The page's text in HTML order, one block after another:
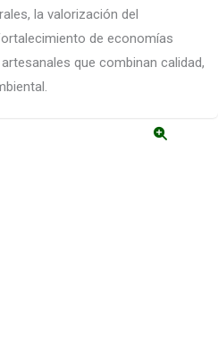
la valorización del
de economías
que combinan calidad,